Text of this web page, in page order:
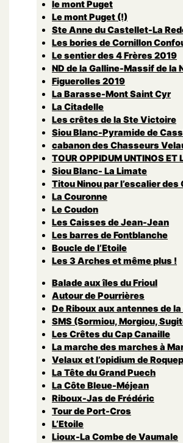
le mont Puget
Le mont Puget (!)
Ste Anne du Castellet-La
Les bories de Cornillon
Le sentier des 4 Frères 2019
ND de la Galline-Massif de la
Figuerolles 2019
La Barasse-Mont Saint Cyr
La Citadelle
Les crêtes de la Ste Victoire
Siou Blanc-Pyramide de
cabanon des Chasseurs
TOUR OPPIDUM UNTINOS ET
Siou Blanc- La Limate
Titou Ninou par l’escalier des
La Couronne
Le Coudon
Les Caisses de Jean-Jean
Les barres de Fontblanche
Boucle de l’Etoile
Les 3 Arches et même plus !
Balade aux îles du Frioul
Autour de Pourrières
De Riboux aux antennes de
SMS (Sormiou, Morgiou,
Les Crêtes du Cap Canaille
La marche des marches à
Velaux et l’opidium de
La Tête du Grand Puech
La Côte Bleue-Méjean
Riboux-Jas de Frédéric
Tour de Port-Cros
L’Etoile
Lioux-La Combe de Vaumale